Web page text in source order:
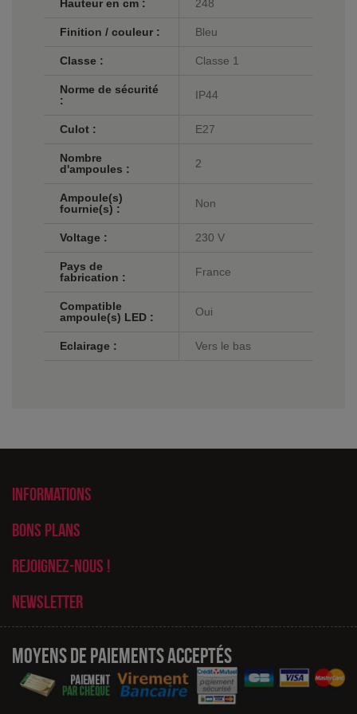
Hauteur en cm : 248
Finition / couleur : Bleu
Classe : Classe 1
Norme de sécurité
:
IP44
Culot : E27
Nombre
d'ampoules :
2
Ampoule(s)
fournie(s) :
Non
Voltage : 230 V
Pays de
fabrication :
France
Compatible
ampoule(s) LED :
Oui
Eclairage : Vers le bas
Informations
Bons plans
Rejoignez-nous !
Newsletter
Moyens de paiements acceptés